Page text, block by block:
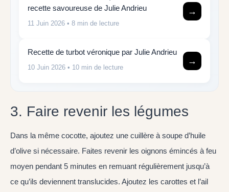
recette savoureuse de Julie Andrieu
11 Juin 2026 • 8 min de lecture
→
Recette de turbot véronique par Julie Andrieu
10 Juin 2026 • 10 min de lecture
→
3. Faire revenir les légumes
Dans la même cocotte, ajoutez une cuillère à soupe d’huile
d’olive si nécessaire. Faites revenir les oignons émincés à feu
moyen pendant 5 minutes en remuant régulièrement jusqu’à
ce qu’ils deviennent translucides. Ajoutez les carottes et l’ail